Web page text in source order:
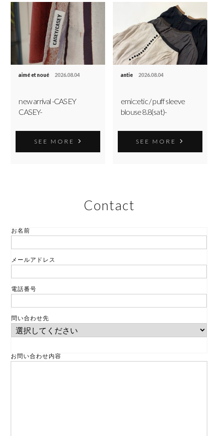
aimé et noué 2026.08.04
new arrival -CASEY
CASEY-
SEE MORE
antie 2026.08.04
emic:etic / puff sleeve
blouse 8.8(sat)-
SEE MORE
Contact
お名前
メールアドレス
電話番号
問い合わせ先
お問い合わせ内容